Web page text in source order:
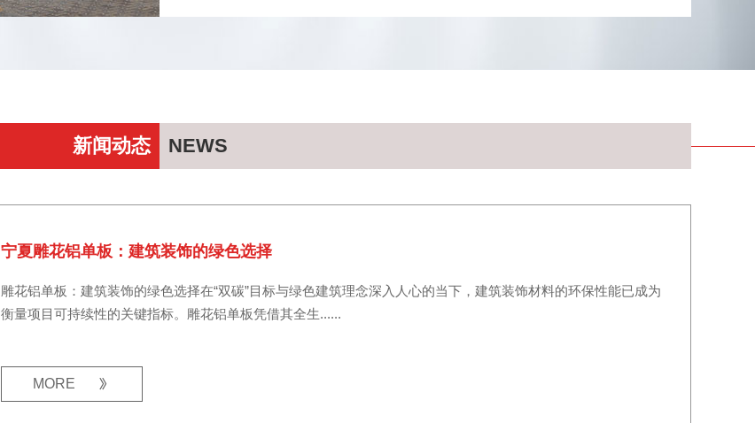
新闻动态 NEWS
宁夏雕花铝单板：建筑装饰的绿色选择
雕花铝单板：建筑装饰的绿色选择在“双碳”目标与绿色建筑理念深入人心的当下，建筑装饰材料的环保性能已成为
衡量项目可持续性的关键指标。雕花铝单板凭借其全生......
MORE